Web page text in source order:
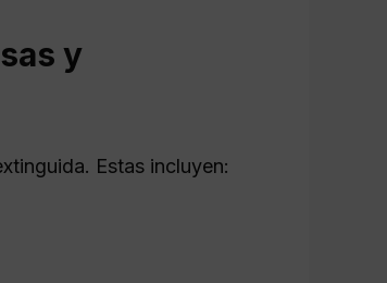
y
Estas incluyen: